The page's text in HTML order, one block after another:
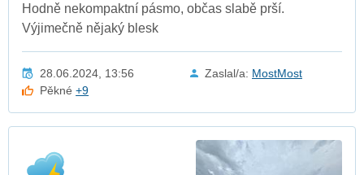
Hodně nekompaktní pásmo, občas slabě prší.
Výjimečně nějaký blesk
28.06.2024, 13:56 Zaslal/a: MostMost
Pěkné+9